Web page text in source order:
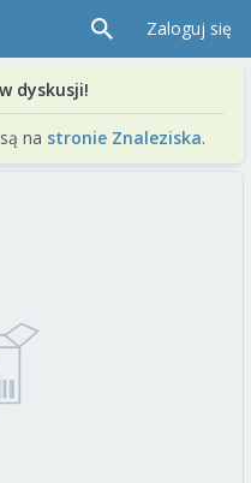
Zaloguj się
dyskusji!
na stronie Znaleziska.